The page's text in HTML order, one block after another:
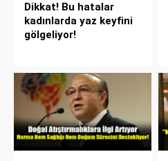
Dikkat! Bu hatalar
kadınlarda yaz keyfini
gölgeliyor!